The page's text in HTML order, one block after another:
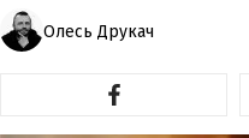
Олесь Друкач